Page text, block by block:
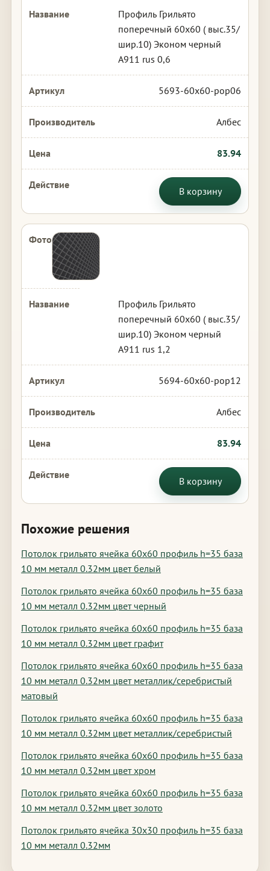
Профиль Грильято
поперечный 60х60 ( выс.35/
шир.10) Эконом черный
А911 rus 0,6
5693-60x60-pop06
Албес
83.94
В корзину
Профиль Грильято
поперечный 60х60 ( выс.35/
шир.10) Эконом черный
А911 rus 1,2
5694-60x60-pop12
Албес
83.94
В корзину
Похожие решения
Потолок грильято ячейка 60х60 профиль h=35 база
10 мм металл 0.32мм цвет белый
Потолок грильято ячейка 60х60 профиль h=35 база
10 мм металл 0.32мм цвет черный
Потолок грильято ячейка 60х60 профиль h=35 база
10 мм металл 0.32мм цвет графит
Потолок грильято ячейка 60х60 профиль h=35 база
10 мм металл 0.32мм цвет металлик/серебристый
матовый
Потолок грильято ячейка 60х60 профиль h=35 база
10 мм металл 0.32мм цвет металлик/серебристый
Потолок грильято ячейка 60х60 профиль h=35 база
10 мм металл 0.32мм цвет хром
Потолок грильято ячейка 60х60 профиль h=35 база
10 мм металл 0.32мм цвет золото
Потолок грильято ячейка 30х30 профиль h=35 база
10 мм металл 0.32мм